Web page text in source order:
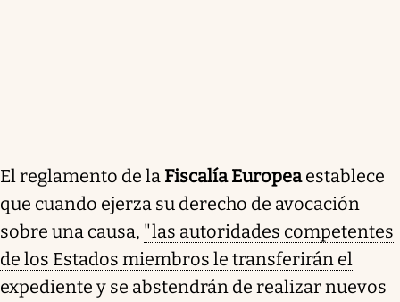
El reglamento de la Fiscalía Europeaestablece
que cuando ejerza su derecho de avocación
sobre una causa, "las autoridades competentes
de los Estados miembros le transferirán el
expediente y se abstendrán de realizar nuevos